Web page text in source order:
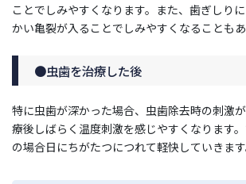
ことでしみやすくなります。また、歯ぎしり
かい亀裂が入ることでしみやすくなることもあ
●虫歯を治療した後
特に虫歯が深かった場合、虫歯除去時の刺激
療後しばらく温度刺激を感じやすくなります
の場合日にちがたつにつれて軽快していきます